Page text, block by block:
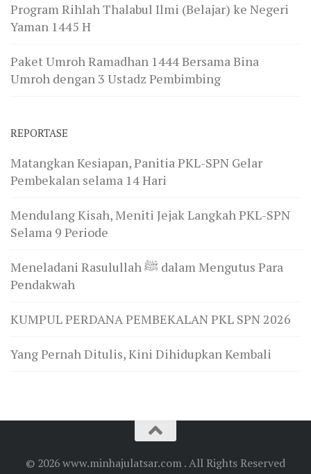
Program Rihlah Thalabul Ilmi (Belajar) ke Negeri
Yaman 1445 H
Paket Umroh Ramadhan 1444 Bersama Bina
Umroh dengan 3 Ustadz Pembimbing
REPORTASE
Matangkan Kesiapan, Panitia PKL-SPN Gelar
Pembekalan selama 14 Hari
Mendulang Kisah, Meniti Jejak Langkah PKL-SPN
Selama 9 Periode
Meneladani Rasulullah ﷺ dalam Mengutus Para
Pendakwah
KUMPUL PERDANA PEMBEKALAN PKL SPN 2026
Yang Pernah Ditulis, Kini Dihidupkan Kembali
© 2026 www.minhajulatsar.com . All Rights Reserved